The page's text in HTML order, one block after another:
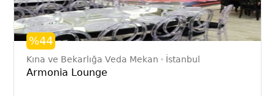
%44
Kına ve Bekarlığa Veda Mekan İstanbul
Armonia Lounge